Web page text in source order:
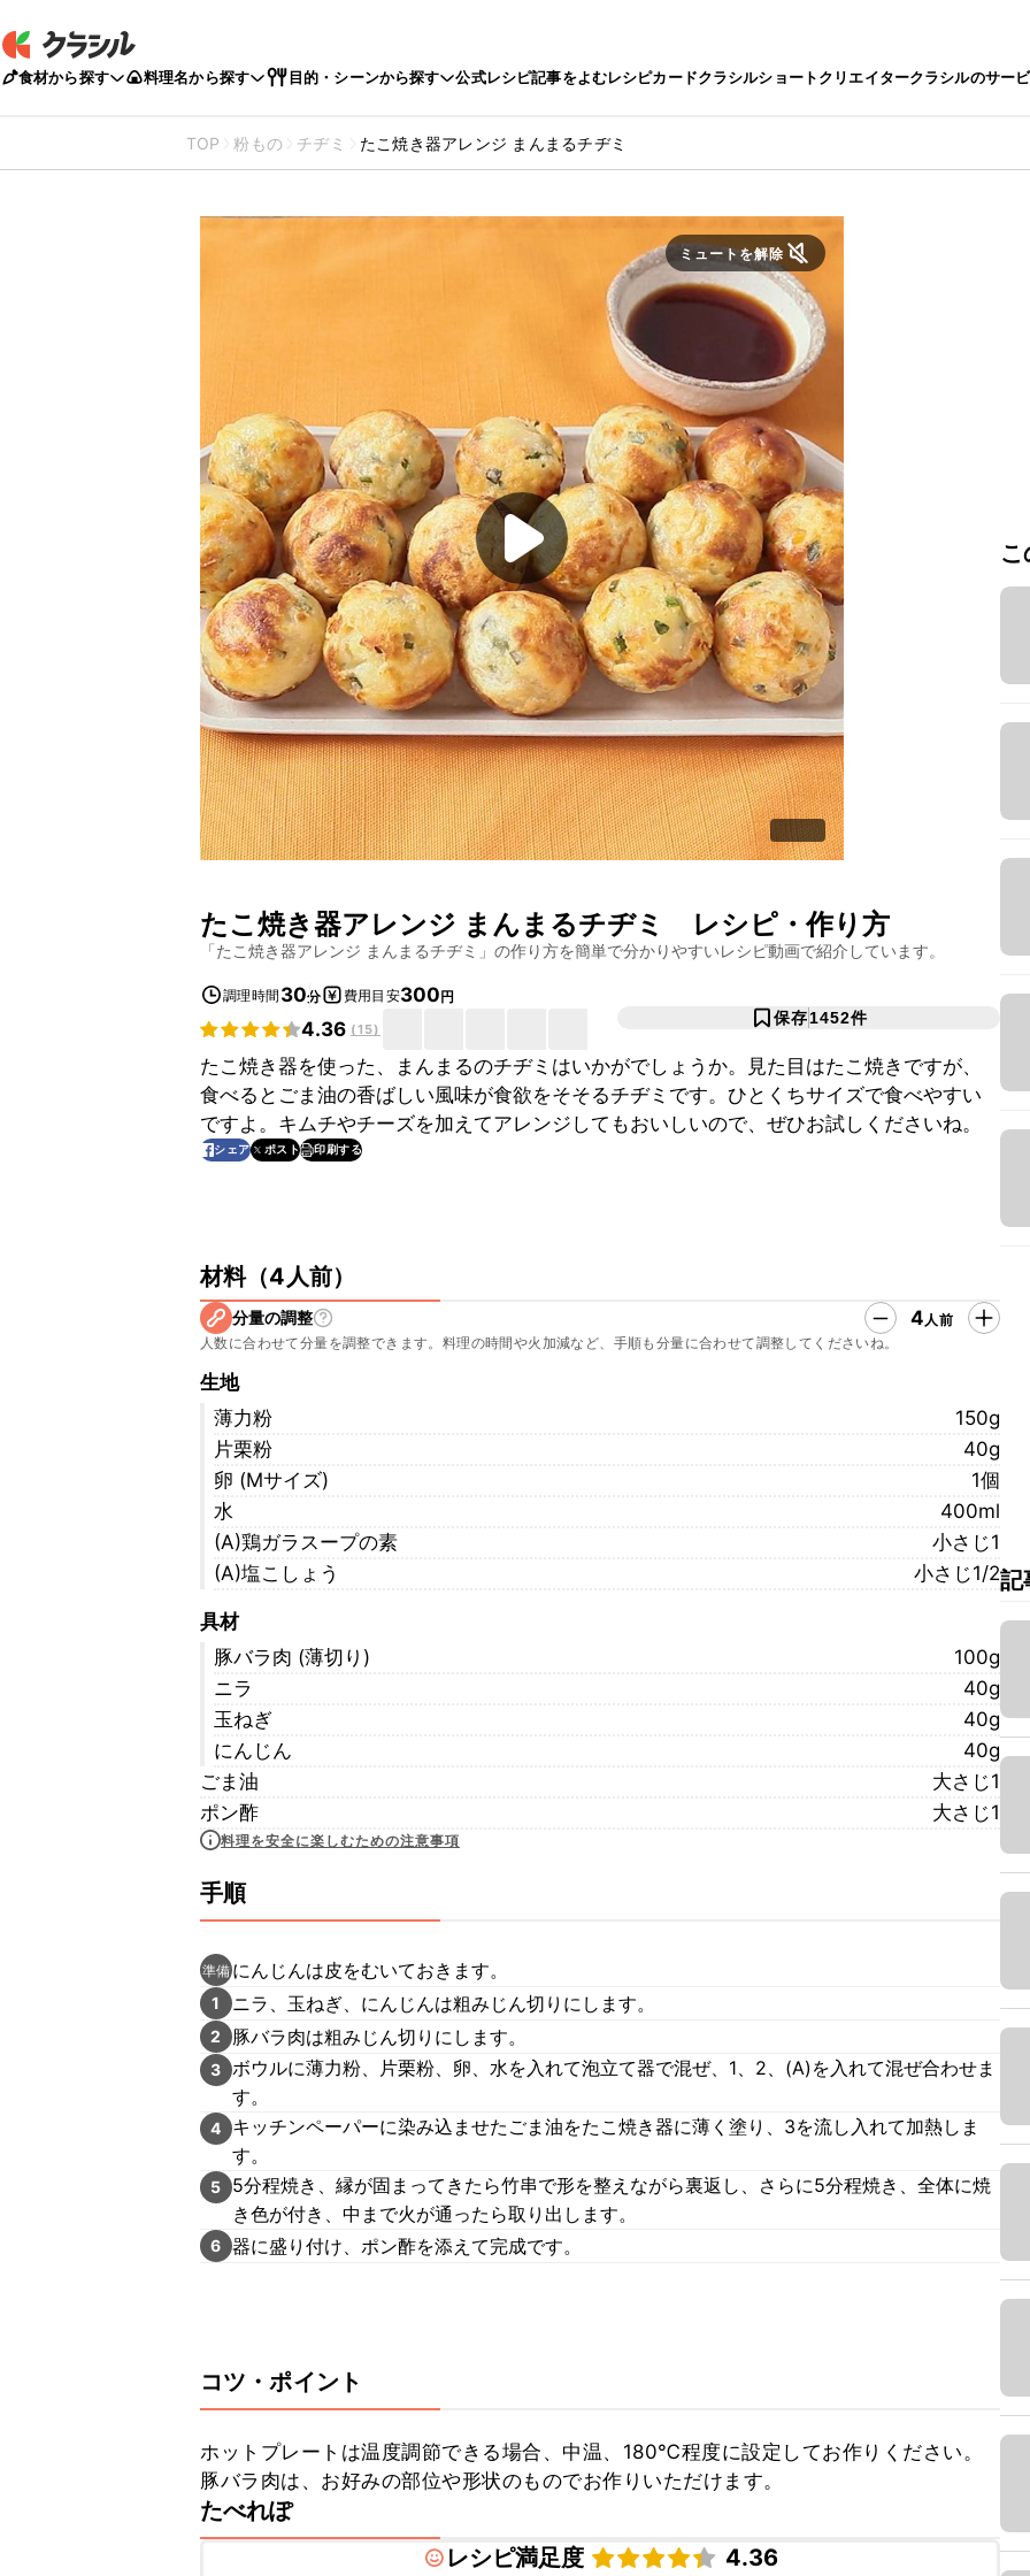
食材から探す 料理名から探す 目的・シーンから探す 公式レシピ記事をよむレシピカードクラシルショートクリエイタークラシルのサー
TOP 粉もの チヂミ たこ焼き器アレンジ まんまるチヂミ
ミュートを解除
たこ焼き器アレンジ まんまるチヂミ レシピ・作り方
「たこ焼き器アレンジ まんまるチヂミ 」の作り方を簡単で分かりやすいレシピ動画で紹介しています。
調理時間 30分 費用目安300円
4.36 (15)
保存1452件
たこ焼き器を使った、まんまるのチヂミはいかがでしょうか。見た目はたこ焼きですが、
食べるとごま油の香ばしい風味が食欲をそそるチヂミです。ひとくちサイズで食べやすい
ですよ。キムチやチーズを加えてアレンジしてもおいしいので、ぜひお試しくださいね。
シェア ポスト 印刷する
材料（4人前）
分量の調整 4人前
人数に合わせて分量を調整できます。料理の時間や火加減など、手順も分量に合わせて調整してくださいね。
生地
薄力粉
150g
片栗粉
40g
卵 (Mサイズ)
1個
水
400ml
(A)鶏ガラスープの素
小さじ1
(A)塩こしょう
小さじ1/2
具材
豚バラ肉 (薄切り)
100g
ニラ
40g
玉ねぎ
40g
にんじん
40g
ごま油
大さじ1
ポン酢
大さじ1
料理を安全に楽しむための注意事項
手順
準備 にんじんは皮をむいておきます。
1 ニラ、玉ねぎ、にんじんは粗みじん切りにします。
2 豚バラ肉は粗みじん切りにします。
3 ボウルに薄力粉、片栗粉、卵、水を入れて泡立て器で混ぜ、1、2、(A)を入れて混ぜ合わせま
す。
4
キッチンペーパーに染み込ませたごま油をたこ焼き器に薄く塗り、3を流し入れて加熱しま
す。
5
5分程焼き、縁が固まってきたら竹串で形を整えながら裏返し、さらに5分程焼き、全体に焼
き色が付き、中まで火が通ったら取り出します。
6 器に盛り付け、ポン酢を添えて完成です。
コツ・ポイント
ホットプレートは温度調節できる場合、中温、180℃程度に設定してお作りください。
豚バラ肉は、お好みの部位や形状のものでお作りいただけます。
たべれぽ
レシピ満足度
4.36
記